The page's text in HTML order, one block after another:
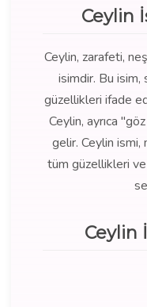
Ceylin
Ceylin, zarafeti,
isimdir. Bu
güzellikleri ifade
Ceylin, ayrıca
gelir. Ceylin ismi,
tüm güzellikleri
Ceylin